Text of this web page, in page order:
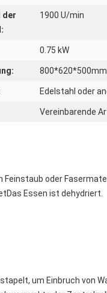
der
1900 U/min
0.75 kW
800*620*500mm
Edelstahl oder
Vereinbarende
oder
Essen ist dehydriert.
um Einbruch von